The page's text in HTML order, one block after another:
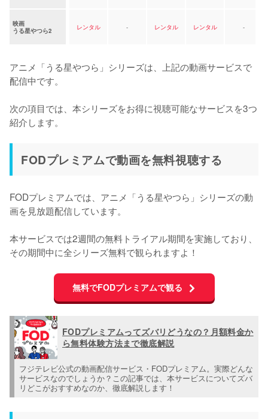
映画
うる星やつら2
レンタル - レンタル レンタル -
アニメ「うる星やつら」シリーズは、上記の動画サービスで
配信中です。
次の項目では、本シリーズをお得に視聴可能なサービスを3つ
紹介します。
FODプレミアムで動画を無料視聴する
FODプレミアムでは、アニメ「うる星やつら」シリーズの動
画を見放題配信しています。
本サービスでは2週間の無料トライアル期間を実施しており、
その期間中に全シリーズ無料で観られますよ！
無料でFODプレミアムで観る
FODプレミアムってズバリどうなの？月額料金か
ら無料体験方法まで徹底解説
フジテレビ公式の動画配信サービス・FODプレミアム。実際どんな
サービスなのでしょうか？この記事では、本サービスについてズバ
リどこがおすすめなのか、徹底解説します！